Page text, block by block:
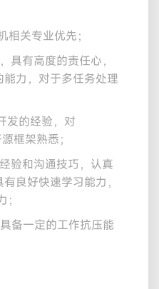
相关专业优先；
具有高度的责任心，
力，对于多任务处理
发的经验，对
框架熟悉；
验和沟通技巧，认真
良好快速学习能力，
备一定的工作抗压能